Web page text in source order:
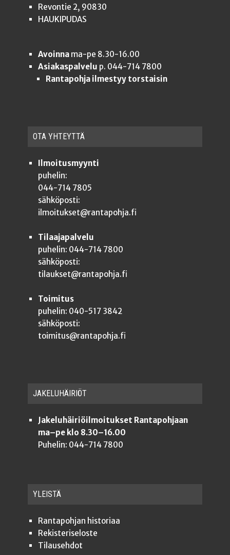
Revontie 2, 90830
HAUKIPUDAS
Avoinnama-pe 8.30-16.00
Asiakaspalvelu p. 044-714 7800
Rantapohja ilmestyy torstaisin
OTA YHTEYT­TÄ
Ilmoitusmyynti
puhelin:
044-714 7805
sähköposti:
ilmoitukset@rantapohja.fi
Tilaajapalvelu
puhelin: 044-714 7800
sähköposti:
tilaukset@rantapohja.fi
Toimitus
puhelin: 040-517 3842
sähköposti:
toimitus@rantapohja.fi
JAKE­LU­HÄI­RIÖT
Jakeluhäiriöilmoitukset Rantapohjaan
ma–pe klo 8.30–16.00
Puhelin: 044-714 7800
YLEISTÄ
Ran­ta­poh­jan historiaa
Rekis­te­ri­se­los­te
Tilauseh­dot